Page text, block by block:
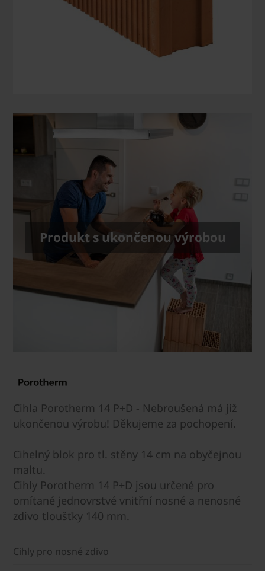
Produkt s ukončenou výrobou
Cihla Porotherm 14 P+D - Nebroušená má již
ukončenou výrobu! Děkujeme za pochopení.
Cihelný blok pro tl. stěny 14 cm na obyčejnou
maltu.
Cihly Porotherm 14 P+D jsou určené pro
omítané jednovrstvé vnitřní nosné a nenosné
zdivo tloušťky 140 mm.
Cihly pro nosné zdivo